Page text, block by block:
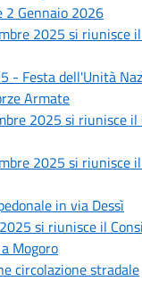
2 Gennaio 2026
2025 si riunisce
- Festa dell'Unità
Armate
2025 si riunisce il
2025 si riunisce
in via Dessì
si riunisce il
Mogoro
circolazione stradale